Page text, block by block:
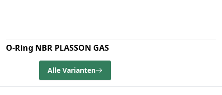
O-Ring NBR PLASSON GAS
Alle Varianten